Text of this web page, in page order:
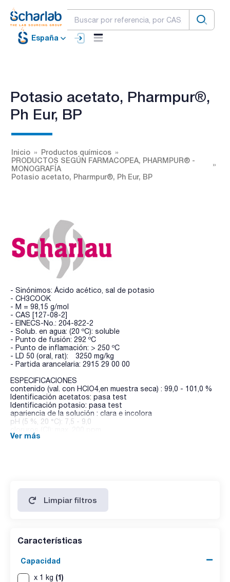
España
Potasio acetato, Pharmpur®,
Ph Eur, BP
Inicio
Productos químicos
PRODUCTOS SEGÚN FARMACOPEA, PHARMPUR® -
MONOGRAFÍA
Potasio acetato, Pharmpur®, Ph Eur, BP
- Sinónimos: Ácido acético, sal de potasio
- CH3COOK
- M = 98,15 g/mol
- CAS [127-08-2]
- EINECS-No.: 204-822-2
- Solub. en agua: (20 ºC): soluble
- Punto de fusión: 292 ºC
- Punto de inflamación: > 250 ºC
- LD 50 (oral, rat): 3250 mg/kg
- Partida arancelaria: 2915 29 00 00
ESPECIFICACIONES
contenido (val. con HClO4,en muestra seca) : 99,0 - 101,0 %
Identificación acetatos: pasa test
Identificación potasio: pasa test
apariencia de la solución : clara e incolora
pH (5 %, 20 °C): 7,5 - 9,0
sulfatos (SO4) : max. 200 ppm
Ver más
Limpiar filtros
Características
Capacidad
x 1 kg (1)